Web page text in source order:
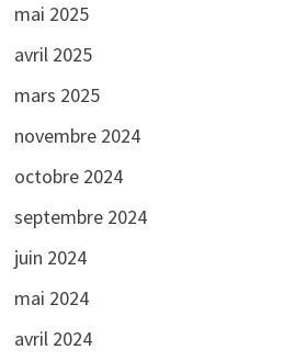
mai 2025
avril 2025
mars 2025
novembre 2024
octobre 2024
septembre 2024
juin 2024
mai 2024
avril 2024